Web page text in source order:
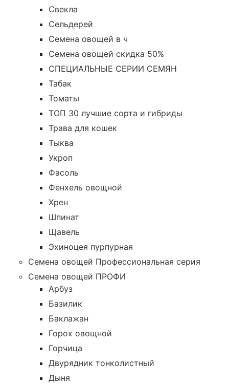
Свекла
Сельдерей
Семена овощей в ч
Семена овощей скидка 50%
СПЕЦИАЛЬНЫЕ СЕРИИ СЕМЯН
Табак
Томаты
ТОП 30 лучшие сорта и гибриды
Трава для кошек
Тыква
Укроп
Фасоль
Фенхель овощной
Хрен
Шпинат
Щавель
Эхиноцея пурпурная
Семена овощей Профессиональная серия
Семена овощей ПРОФИ
Арбуз
Базилик
Баклажан
Горох овощной
Горчица
Двурядник тонколистный
Дыня